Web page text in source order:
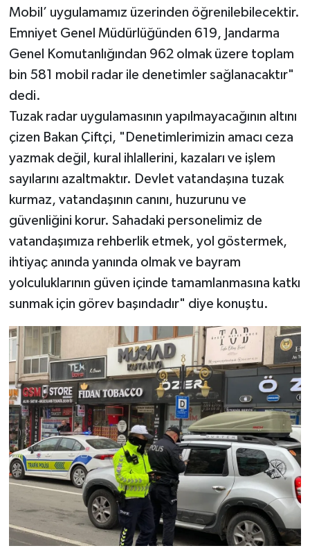
Mobil’ uygulamamız üzerinden öğrenilebilecektir.
Emniyet Genel Müdürlüğünden 619, Jandarma
Genel Komutanlığından 962 olmak üzere toplam
bin 581 mobil radar ile denetimler sağlanacaktır"
dedi.
Tuzak radar uygulamasının yapılmayacağının altını
çizen Bakan Çiftçi, "Denetimlerimizin amacı ceza
yazmak değil, kural ihlallerini, kazaları ve işlem
sayılarını azaltmaktır. Devlet vatandaşına tuzak
kurmaz, vatandaşının canını, huzurunu ve
güvenliğini korur. Sahadaki personelimiz de
vatandaşımıza rehberlik etmek, yol göstermek,
ihtiyaç anında yanında olmak ve bayram
yolculuklarının güven içinde tamamlanmasına katkı
sunmak için görev başındadır" diye konuştu.